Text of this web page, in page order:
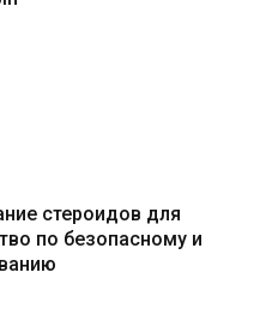
стероидов для
по безопасному и